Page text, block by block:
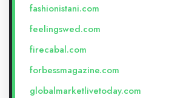
fashionistani.com
feelingswed.com
firecabal.com
forbessmagazine.com
globalmarketlivetoday.com